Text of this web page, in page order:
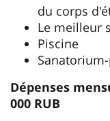
du corps
Le meilleur
Piscine
Dépenses
000 RUB